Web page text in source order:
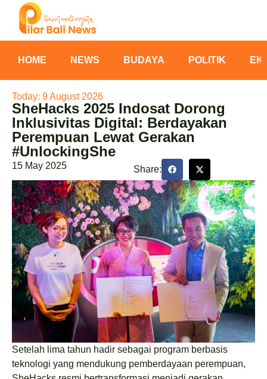
HOME NEWS BUDAYA POLITIK
Today: 9 August 2026
SheHacks 2025 Indosat Dorong
Inklusivitas Digital: Berdayakan
Perempuan Lewat Gerakan
#UnlockingShe
15 May 2025 Share:
Setelah lima tahun hadir sebagai program berbasis
teknologi yang mendukung pemberdayaan perempuan,